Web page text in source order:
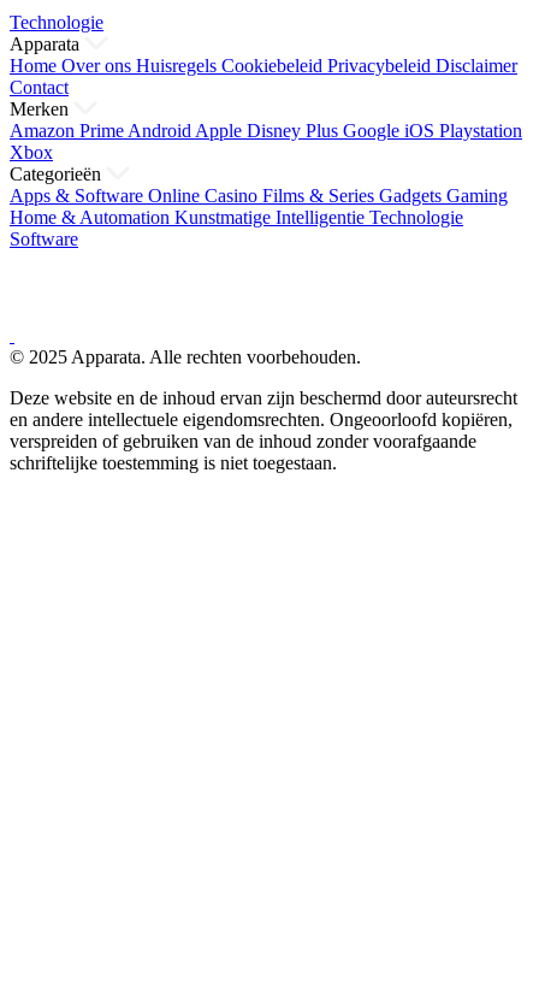
Technologie
Apparata
Home Over ons Huisregels Cookiebeleid Privacybeleid Disclaimer
Contact
Merken
Amazon Prime Android Apple Disney Plus Google iOS Playstation
Xbox
Categorieën
Apps & Software Online Casino Films & Series Gadgets Gaming
Home & Automation Kunstmatige Intelligentie Technologie
Software
© 2025 Apparata. Alle rechten voorbehouden.
Deze website en de inhoud ervan zijn beschermd door auteursrecht
en andere intellectuele eigendomsrechten. Ongeoorloofd kopiëren,
verspreiden of gebruiken van de inhoud zonder voorafgaande
schriftelijke toestemming is niet toegestaan.